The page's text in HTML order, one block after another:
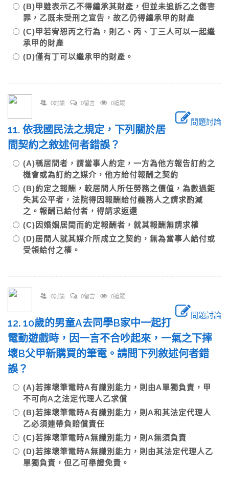
(B)甲雖表示乙不得繼承其財產，但並未追訴乙之傷害
罪，乙既未受刑之宣告，故乙仍得繼承甲的財產
(C)甲若宥恕丙之行為，則乙、丙、丁三人可以一起繼
承甲的財產
(D)僅有丁可以繼承甲的財產。
0討論 0留言 0追蹤
問題討論
11. 依我國民法之規定，下列關於居
間契約之敘述何者錯誤？
(A)稱居間者，謂當事人約定，一方為他方報告訂約之
機會或為訂約之媒介，他方給付報酬之契約
(B)約定之報酬，較居間人所任勞務之價值，為數過鉅
失其公平者，法院得因報酬給付義務人之請求酌減
之。報酬已給付者，得請求返還
(C)因婚姻居間而約定報酬者，就其報酬無請求權
(D)居間人就其媒介所成立之契約，無為當事人給付或
受領給付之權。
0討論 0留言 0追蹤
問題討論
12. 10歲的男童A去同學B家中一起打
電動遊戲時，因一言不合吵起來，一氣之下摔
壞B父甲新購買的筆電。請問下列敘述何者錯
誤？
(A)若摔壞筆電時A有識別能力，則由A單獨負責，甲
不可向A之法定代理人乙求償
(B)若摔壞筆電時A有識別能力，則A和其法定代理人
乙必須連帶負賠償責任
(C)若摔壞筆電時A無識別能力，則A無須負責
(D)若摔壞筆電時A無識別能力，則由其法定代理人乙
單獨負責，但乙可舉證免責。